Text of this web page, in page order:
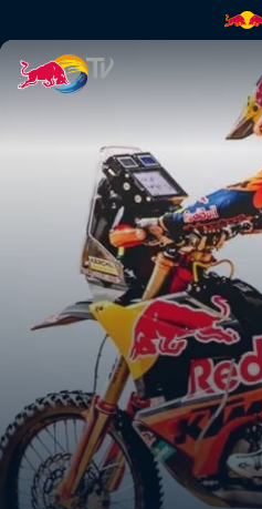
Intercambio